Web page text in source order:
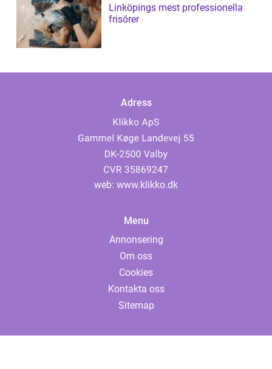
Linköpings mest professionella
frisörer
Adress
web: www.klikko.dk
Menu
Annonsering
Om oss
Cookies
Kontakta oss
Sitemap